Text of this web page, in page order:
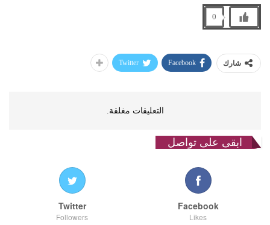
0
شارك Facebook
Twitter
التعليقات مغلقة.
ابقى على تواصل
Facebook
Likes
Twitter
Followers